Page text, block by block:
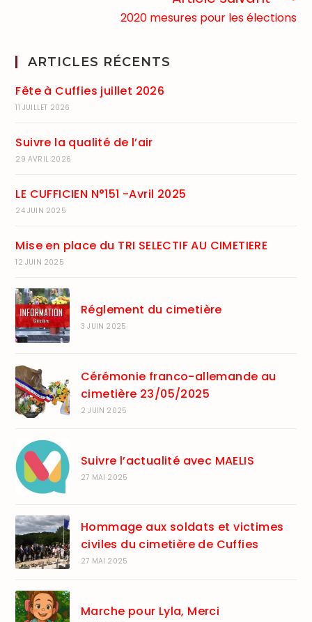
2020 mesures pour les élections
ARTICLES RÉCENTS
Fête à Cuffies juillet 2026
11 JUILLET 2026
Suivre la qualité de l’air
29 AVRIL 2026
LE CUFFICIEN N°151 -Avril 2025
24 JUIN 2025
Mise en place du TRI SELECTIF AU CIMETIERE
12 JUIN 2025
Réglement du cimetière
3 JUIN 2025
Cérémonie franco-allemande au
cimetière 23/05/2025
2 JUIN 2025
Suivre l’actualité avec MAELIS
27 MAI 2025
Hommage aux soldats et victimes
civiles du cimetière de Cuffies
27 MAI 2025
Marche pour Lyla, Merci